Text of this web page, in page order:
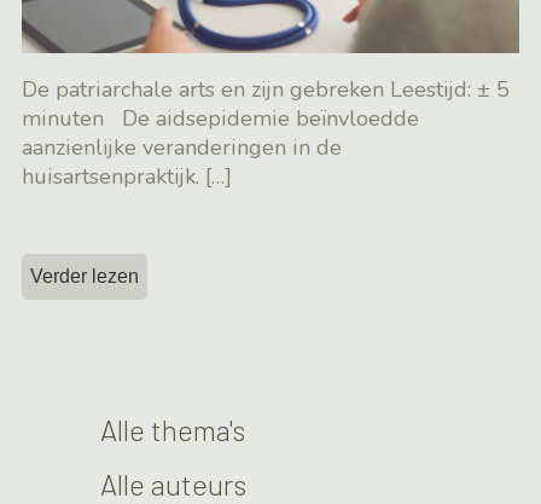
De patriarchale arts en zijn gebreken Leestijd: ± 5
minuten De aidsepidemie beïnvloedde
aanzienlijke veranderingen in de
huisartsenpraktijk. […]
Verder lezen
Alle thema's
Alle auteurs